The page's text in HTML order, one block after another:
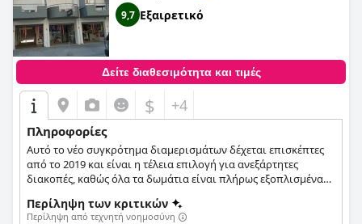
9,7 Εξαιρετικό
Δείτε διαθεσιμότητα και τιμές
$ +4
Πληροφορίες
Αυτό το νέο συγκρότημα διαμερισμάτων δέχεται επισκέπτες
από το 2019 και είναι η τέλεια επιλογή για ανεξάρτητες
διακοπές, καθώς όλα τα δωμάτια είναι πλήρως εξοπλισμένα
ιδιωτικό μπάνιο με ντους.
Περίληψη των κριτικών
Περίληψη από τεχνητή νοημοσύνη